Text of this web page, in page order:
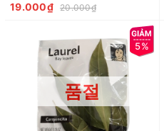
19.000₫ 20.000₫
5%
품절